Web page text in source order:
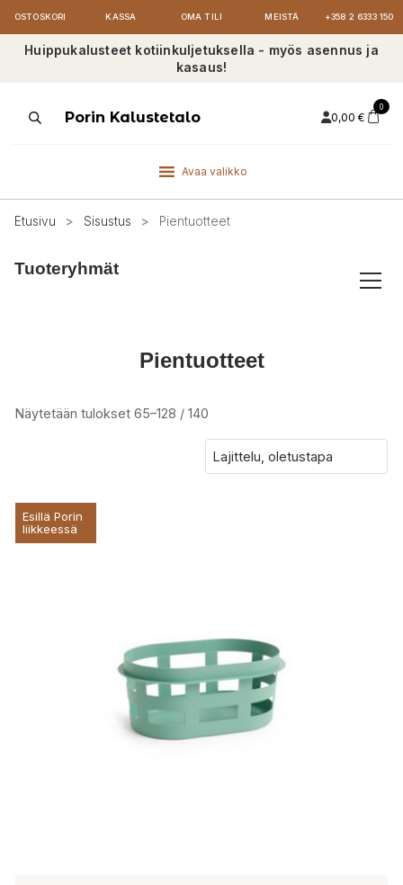
OSTOSKORI KASSA OMA TILI MEISTÄ +358 2 6333 150
Huippukalusteet kotiinkuljetuksella - myös asennus ja
kasaus!
ProductsPorin Kalustetalo 0,00 €
0
Avaa valikko
Etusivu > Sisustus > Pientuotteet
Tuoteryhmät
Pientuotteet
Näytetään tulokset 65–128 / 140
Esillä Porin
liikkeessä